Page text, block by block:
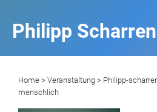
Philipp
Home > Veranstaltung > Philipp-
menschlich